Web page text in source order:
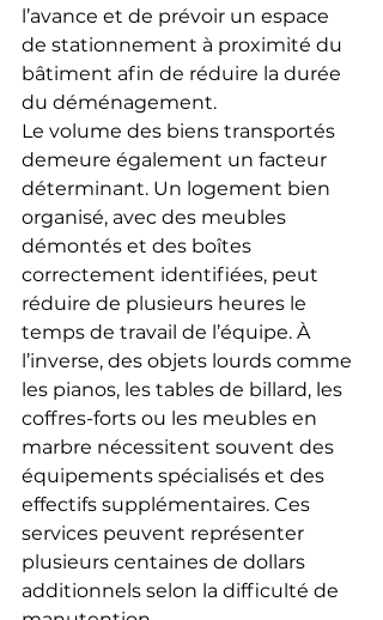
l’avance et de prévoir un espace
de stationnement à proximité du
bâtiment afin de réduire la durée
du déménagement.
Le volume des biens transportés
demeure également un facteur
déterminant. Un logement bien
organisé, avec des meubles
démontés et des boîtes
correctement identifiées, peut
réduire de plusieurs heures le
temps de travail de l’équipe. À
l’inverse, des objets lourds comme
les pianos, les tables de billard, les
coffres-forts ou les meubles en
marbre nécessitent souvent des
équipements spécialisés et des
effectifs supplémentaires. Ces
services peuvent représenter
plusieurs centaines de dollars
additionnels selon la difficulté de